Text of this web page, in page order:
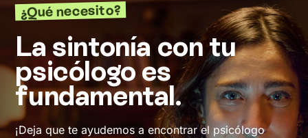
¿Qué necesito?
La sintonía con tu
psicólogo es
fundamental.
¡Deja que te ayudemos a encontrar el psicólogo